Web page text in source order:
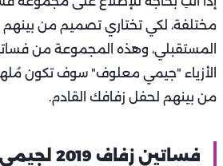
مختلفة، لكي تختاري تصميم من
المستقبلي، وهذه المجموعة من
الأزياء "جيمي معلوف" سوف تكون
من بينهم لحفل زفافك القادم.
فساتين زفاف 2019 لجيمي معلوف: